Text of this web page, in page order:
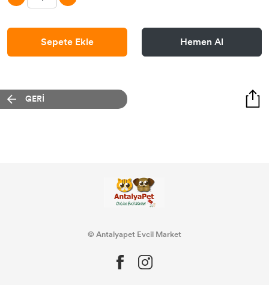
Sepete Ekle Hemen Al
GERİ
© Antalyapet Evcil Market